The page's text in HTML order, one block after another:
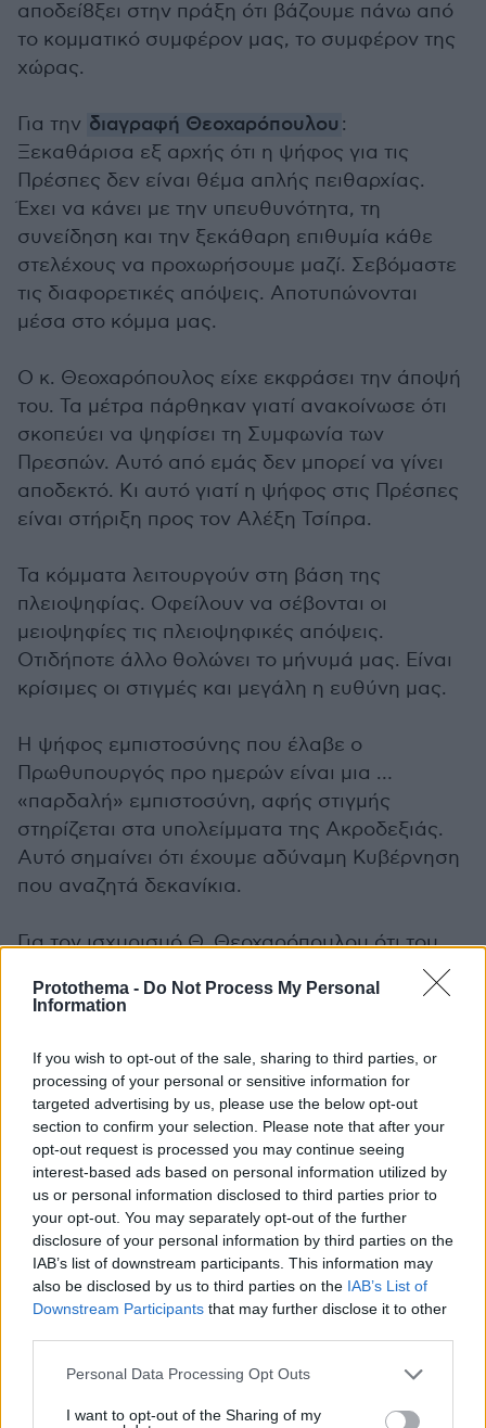
Protothema - Do Not Process My Personal
Information
If you wish to opt-out of the sale, sharing to third parties, or
processing of your personal or sensitive information for
targeted advertising by us, please use the below opt-out
section to confirm your selection. Please note that after your
opt-out request is processed you may continue seeing
interest-based ads based on personal information utilized by
us or personal information disclosed to third parties prior to
your opt-out. You may separately opt-out of the further
disclosure of your personal information by third parties on the
IAB’s list of downstream participants. This information may
also be disclosed by us to third parties on the IAB’s List of
Downstream Participants that may further disclose it to other
Please note that this website/app uses one or more Google
not limited to your visit or usage behaviour. You may click to
Personal Data Processing Opt Outs
I want to opt-out of the Sharing of my
αποδεί8ξει στην πράξη ότι βάζουμε πάνω από
το κομματικό συμφέρον μας, το συμφέρον της
χώρας.
Για την διαγραφή Θεοχαρόπουλου :
Ξεκαθάρισα εξ αρχής ότι η ψήφος για τις
Πρέσπες δεν είναι θέμα απλής πειθαρχίας.
Έχει να κάνει με την υπευθυνότητα, τη
συνείδηση και την ξεκάθαρη επιθυμία κάθε
στελέχους να προχωρήσουμε μαζί. Σεβόμαστε
τις διαφορετικές απόψεις. Αποτυπώνονται
μέσα στο κόμμα μας.
Ο κ. Θεοχαρόπουλος είχε εκφράσει την άποψή
του. Τα μέτρα πάρθηκαν γιατί ανακοίνωσε ότι
σκοπεύει να ψηφίσει τη Συμφωνία των
Πρεσπών. Αυτό από εμάς δεν μπορεί να γίνει
αποδεκτό. Κι αυτό γιατί η ψήφος στις Πρέσπες
είναι στήριξη προς τον Αλέξη Τσίπρα.
Τα κόμματα λειτουργούν στη βάση της
πλειοψηφίας. Οφείλουν να σέβονται οι
μειοψηφίες τις πλειοψηφικές απόψεις.
Οτιδήποτε άλλο θολώνει το μήνυμά μας. Είναι
κρίσιμες οι στιγμές και μεγάλη η ευθύνη μας.
Η ψήφος εμπιστοσύνης που έλαβε ο
Πρωθυπουργός προ ημερών είναι μια …
«παρδαλή» εμπιστοσύνη, αφής στιγμής
στηρίζεται στα υπολείμματα της Ακροδεξιάς.
Αυτό σημαίνει ότι έχουμε αδύναμη Κυβέρνηση
που αναζητά δεκανίκια.
Για τον ισχυρισμό Θ. Θεοχαρόπουλου ότι του
προσφέρθηκαν ανταλλάγματα προκειμένου να
καταψηφίσει την συμφωνία:
Λυπάμαι πολύ για όλα αυτά. Για όλη αυτή την
συζήτηση του…παζαριού που αναπτύχθηκε με
την υποτιθέμενη πρόταση για το τοποθέτηση
του κ.Θεοχαρόπουλου στο ψηφοδέλτιο
Επικρατείας με αντάλλαγμα να συνταχθεί με τη
γραμμή του κόμματος. Εγώ δεν είμαι Τσίπρας.
Δεν κάνω παζάρια.
Το αν έχει υπάρξει συμφωνία ανάμεσα σε
Τσίπρα-Θεοχαρόπουλο θα φανεί στην πορεία.
Χαμηλώνει το επίπεδο της συζήτησης, όταν
μιλάμε για ανταλλάγματα στο πλαίσιο της